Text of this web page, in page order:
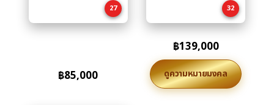
27
฿85,000
32
฿139,000
ดูความหมายมงคล